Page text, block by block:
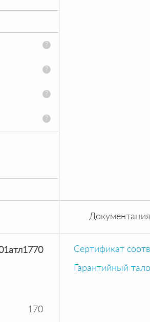
?
?
?
?
170
Документация
Сертификат
Гарантийный